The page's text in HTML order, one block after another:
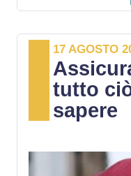
17 AGOSTO
tutto
sapere